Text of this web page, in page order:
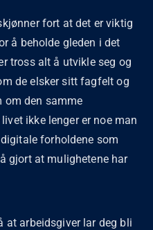
fort at det er viktig
å beholde gleden i det
tross alt å utvikle seg og
de elsker sitt fagfelt og
om den samme
ikke lenger er noe man
forholdene som
gjort at mulighetene har
at arbeidsgiver lar deg bli